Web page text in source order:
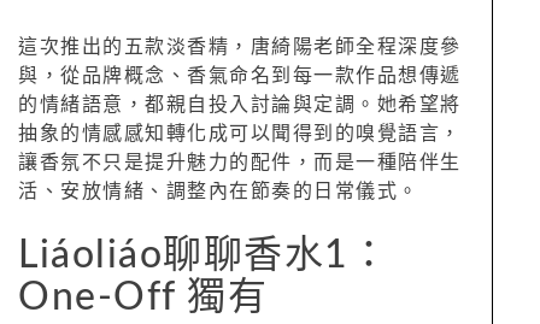
這次推出的五款淡香精，唐綺陽老師全程深度參
與，從品牌概念、香氣命名到每一款作品想傳遞
的情緒語意，都親自投入討論與定調。她希望將
抽象的情感感知轉化成可以聞得到的嗅覺語言，
讓香氛不只是提升魅力的配件，而是一種陪伴生
活、安放情緒、調整內在節奏的日常儀式。
Liáoliáo聊聊香水1：
One-Off 獨有